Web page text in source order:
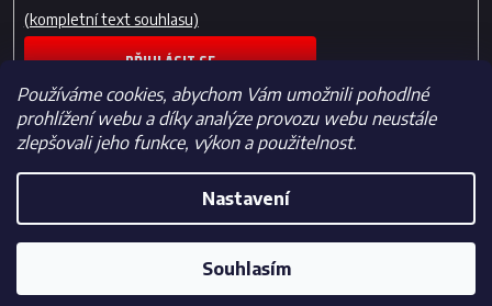
Používáme cookies, abychom Vám umožnili pohodlné
prohlížení webu a díky analýze provozu webu neustále
zlepšovali jeho funkce, výkon a použitelnost.
Nastavení
Souhlasím
(kompletní text souhlasu)
PŘIHLÁSIT SE
Vytvořil Shoptet
Fotbalfans.cz. Všechna práva vyhrazena.